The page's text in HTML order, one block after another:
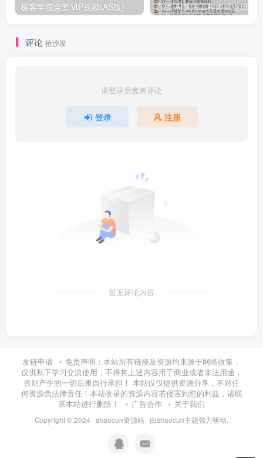
极客学院全套ⅥP视频(AS版)
评论 抢沙发
请登录后发表评论
登录 注册
暂无评论内容
友链申请
免责声明：本站所有链接及资源均来源于网络收集，
仅供私下学习交流使用，不得将上述内容用于商业或者非法用途，
否则产生的一切后果自行承担！ 本站仅仅提供资源分享，不对任
何资源负法律责任！本站收录的资源内容若侵害到您的利益，请联
系本站进行删除！
广告合作 关于我们
Copyright © 2024 · shaocun资源站 · 由shaocun主题强力驱动.